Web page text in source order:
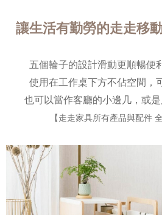
讓生活有勤勞的走走移
五個輪子的設計滑動更順暢便
使用在工作桌下方不佔空間，
也可以當作客廳的小邊几，或
【走走家具所有產品與配件